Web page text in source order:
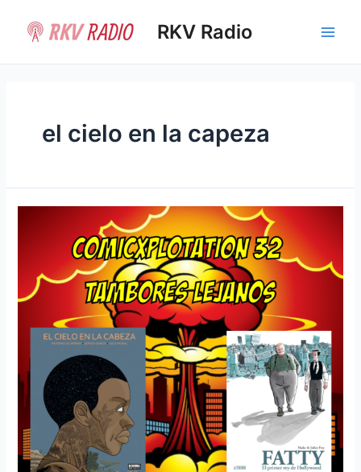
contenido
RKV Radio
el cielo en la capeza